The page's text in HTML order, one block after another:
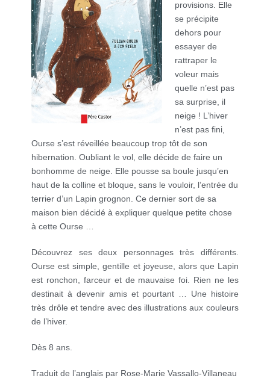
provisions. Elle
se précipite
dehors pour
essayer de
rattraper le
voleur mais
quelle n’est pas
sa surprise, il
neige ! L’hiver
n’est pas fini,
Ourse s’est réveillée beaucoup trop tôt de son
hibernation. Oubliant le vol, elle décide de faire un
bonhomme de neige. Elle pousse sa boule jusqu’en
haut de la colline et bloque, sans le vouloir, l’entrée du
terrier d’un Lapin grognon. Ce dernier sort de sa
maison bien décidé à expliquer quelque petite chose
à cette Ourse …
Découvrez ses deux personnages très différents.
Ourse est simple, gentille et joyeuse, alors que Lapin
est ronchon, farceur et de mauvaise foi. Rien ne les
destinait à devenir amis et pourtant … Une histoire
très drôle et tendre avec des illustrations aux couleurs
de l’hiver.
Dès 8 ans.
Traduit de l’anglais par Rose-Marie Vassallo-Villaneau